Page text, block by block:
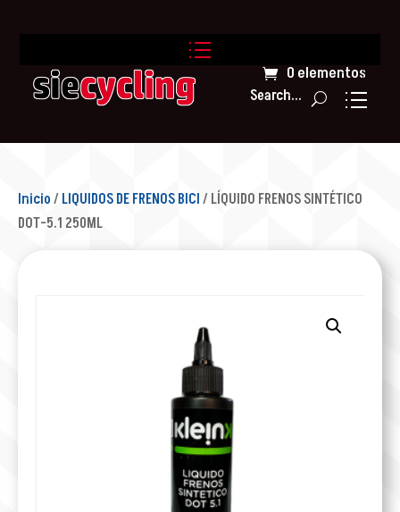
0 elementos
Search...
Inicio/ LIQUIDOS DE FRENOS BICI/ LÍQUIDO FRENOS SINTÉTICO
DOT-5.1 250ML